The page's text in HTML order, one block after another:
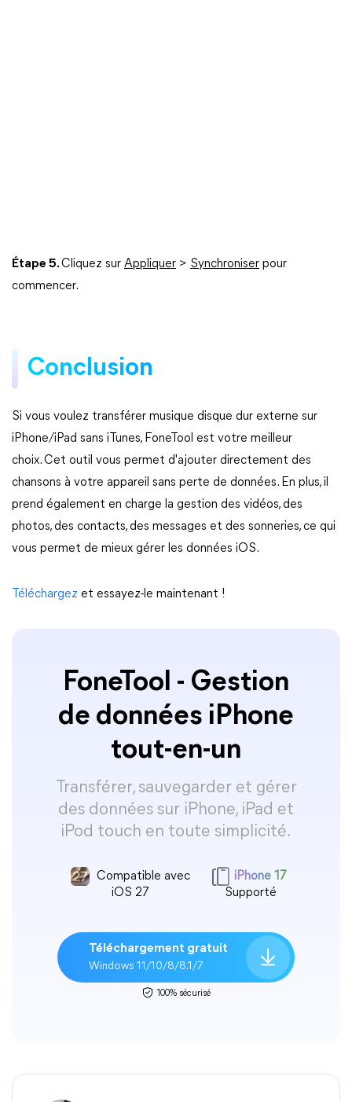
Étape 5.Cliquez sur Appliquer > Synchroniser pour
commencer.
Conclusion
Si vous voulez transférer musique disque dur externe sur
iPhone/iPad sans iTunes, FoneTool est votre meilleur
choix. Cet outil vous permet d'ajouter directement des
chansons à votre appareil sans perte de données. En plus, il
prend également en charge la gestion des vidéos, des
photos, des contacts, des messages et des sonneries, ce qui
vous permet de mieux gérer les données iOS.
Téléchargez et essayez-le maintenant !
FoneTool - Gestion
de données iPhone
tout-en-un
Transférer, sauvegarder et gérer
des données sur iPhone, iPad et
iPod touch en toute simplicité.
Compatible avec
iOS 27
iPhone 17
Supporté
Téléchargement gratuit
Windows 11/10/8/8.1/7
100% sécurisé